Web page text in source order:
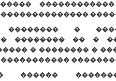
�������� �
� �������� �� �
� �������� �
������